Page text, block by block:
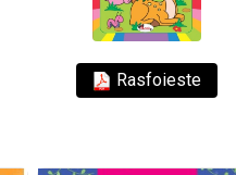
Rasfoieste